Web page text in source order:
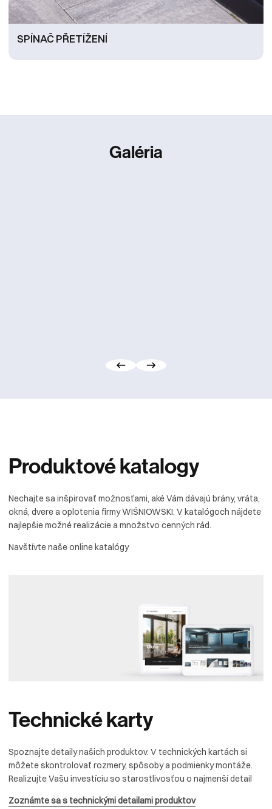
SPÍNAČ PŘETÍŽENÍ
Galéria
Produktovékatalogy
Nechajte sa inšpirovať možnosťami, aké Vám dávajú brány, vráta,
okná, dvere a oplotenia firmy WIŚNIOWSKI. V katalógoch nájdete
najlepšie možné realizácie a množstvo cenných rád.
Navštívte naše online katalógy
Technickékarty
Spoznajte detaily našich produktov. V technických kartách si
môžete skontrolovať rozmery, spôsoby a podmienky montáže.
Realizujte Vašu investíciu so starostlivosťou o najmenší detail
Zoznámte sa s technickými detailami produktov